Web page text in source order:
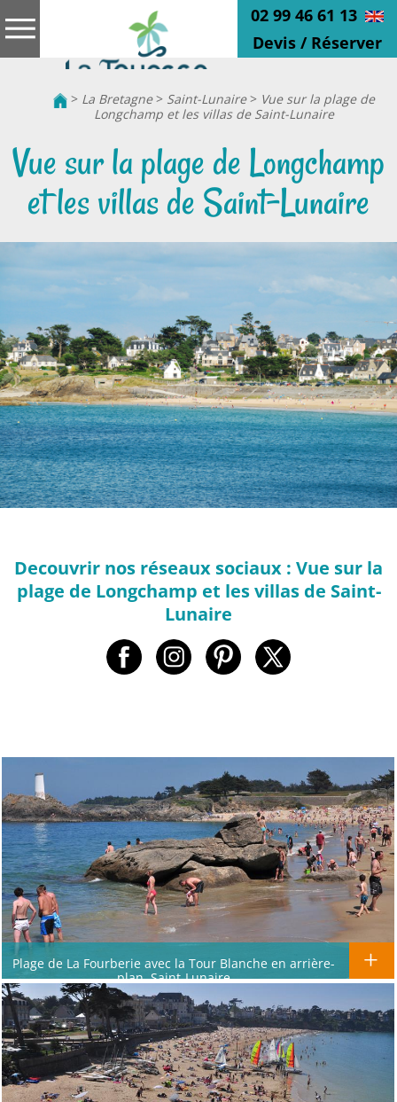
02 99 46 61 13
Devis / Réserver
> La Bretagne> Saint-Lunaire> Vue sur la plage de
Longchamp et les villas de Saint-Lunaire
Vue sur la plage de Longchamp
et les villas de Saint-Lunaire
Decouvrir nos réseaux sociaux : Vue sur la
plage de Longchamp et les villas de Saint-
Lunaire
Plage de La Fourberie avec la Tour Blanche en arrière-
plan, Saint-Lunaire